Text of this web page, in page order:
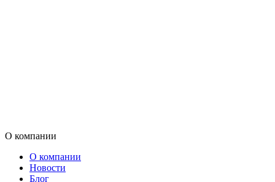
О компании
О компании
Новости
Блог